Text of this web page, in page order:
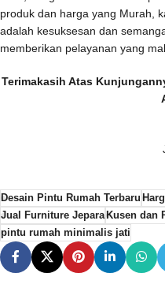
produk dan harga yang Murah,
adalah kesuksesan dan
memberikan pelayanan yang
Terimakasih Atas
Desain Pintu Rumah Terbaru
Jual Furniture JeparaKusen dan
pintu rumah minimalis jati